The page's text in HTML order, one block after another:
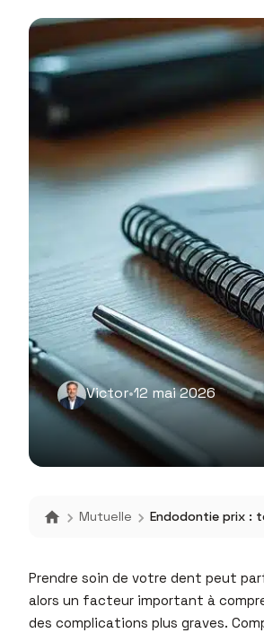
Victor•12 mai 2026
Mutuelle Endodontie prix :
Prendre soin de votre dent peut
alors un facteur important à
des complications plus graves.